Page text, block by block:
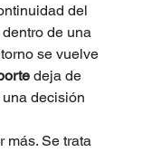
del
de una
se vuelve
deja de
decisión
más. Se trata